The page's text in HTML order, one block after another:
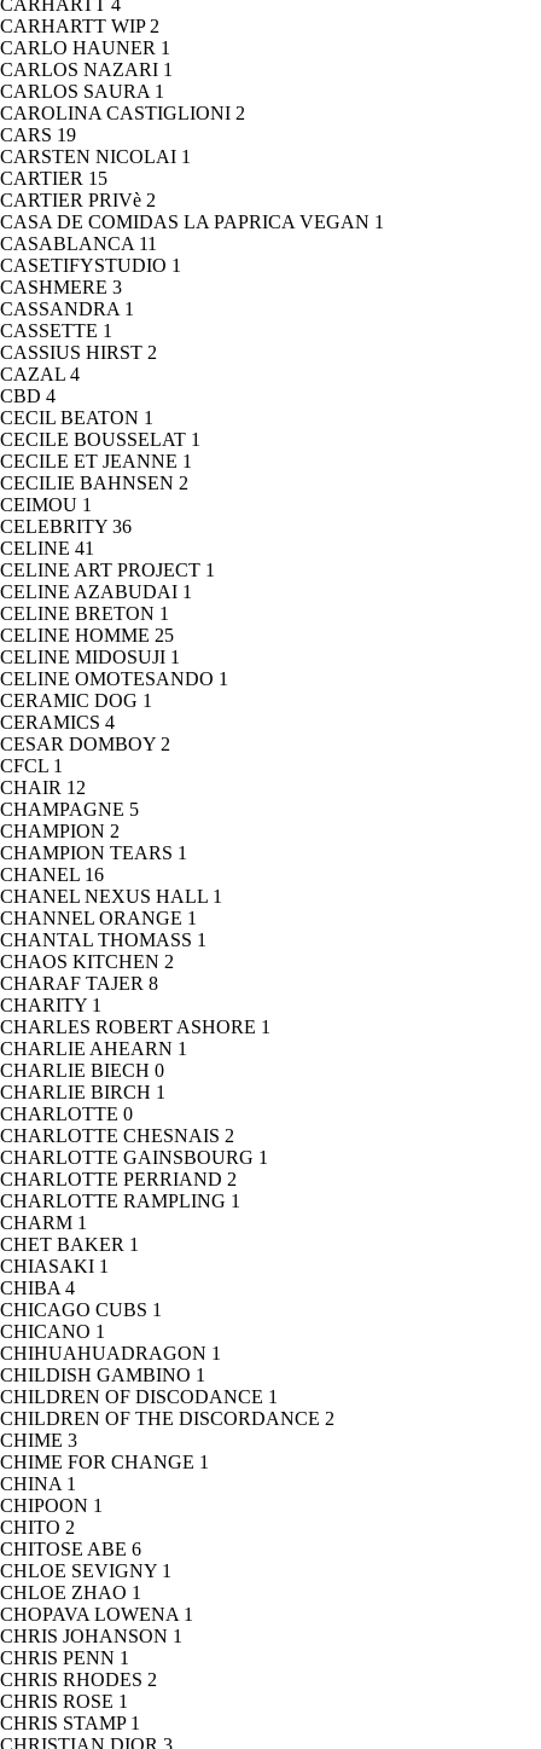
CARHARTT 4
CARHARTT WIP 2
CARLO HAUNER 1
CARLOS NAZARI 1
CARLOS SAURA 1
CAROLINA CASTIGLIONI 2
CARS 19
CARSTEN NICOLAI 1
CARTIER 15
CARTIER PRIVè 2
CASA DE COMIDAS LA PAPRICA VEGAN 1
CASABLANCA 11
CASETIFYSTUDIO 1
CASHMERE 3
CASSANDRA 1
CASSETTE 1
CASSIUS HIRST 2
CAZAL 4
CBD 4
CECIL BEATON 1
CECILE BOUSSELAT 1
CECILE ET JEANNE 1
CECILIE BAHNSEN 2
CEIMOU 1
CELEBRITY 36
CELINE 41
CELINE ART PROJECT 1
CELINE AZABUDAI 1
CELINE BRETON 1
CELINE HOMME 25
CELINE MIDOSUJI 1
CELINE OMOTESANDO 1
CERAMIC DOG 1
CERAMICS 4
CESAR DOMBOY 2
CFCL 1
CHAIR 12
CHAMPAGNE 5
CHAMPION 2
CHAMPION TEARS 1
CHANEL 16
CHANEL NEXUS HALL 1
CHANNEL ORANGE 1
CHANTAL THOMASS 1
CHAOS KITCHEN 2
CHARAF TAJER 8
CHARITY 1
CHARLES ROBERT ASHORE 1
CHARLIE AHEARN 1
CHARLIE BIECH 0
CHARLIE BIRCH 1
CHARLOTTE 0
CHARLOTTE CHESNAIS 2
CHARLOTTE GAINSBOURG 1
CHARLOTTE PERRIAND 2
CHARLOTTE RAMPLING 1
CHARM 1
CHET BAKER 1
CHIASAKI 1
CHIBA 4
CHICAGO CUBS 1
CHICANO 1
CHIHUAHUADRAGON 1
CHILDISH GAMBINO 1
CHILDREN OF DISCODANCE 1
CHILDREN OF THE DISCORDANCE 2
CHIME 3
CHIME FOR CHANGE 1
CHINA 1
CHIPOON 1
CHITO 2
CHITOSE ABE 6
CHLOE SEVIGNY 1
CHLOE ZHAO 1
CHOPAVA LOWENA 1
CHRIS JOHANSON 1
CHRIS PENN 1
CHRIS RHODES 2
CHRIS ROSE 1
CHRIS STAMP 1